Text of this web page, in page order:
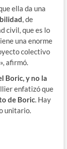
ella da una
, de
civil, que es lo
una enorme
colectivo
afirmó.
Boric, y no la
enfatizó que
de Boric. Hay
unitario.